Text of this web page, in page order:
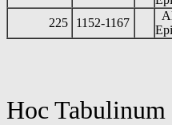
225 1152-1167
Hoc